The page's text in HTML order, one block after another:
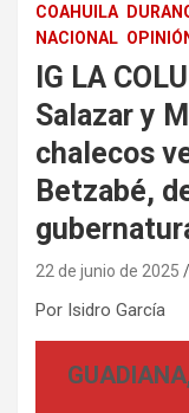
COAHUILA
NACIONAL
IG LA
Salazar y
chalecos
Betzabé,
22 de junio de 2025
Por Isidro García